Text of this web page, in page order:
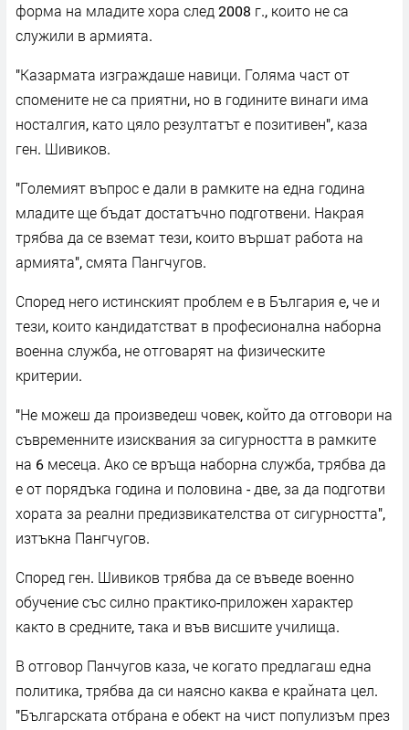
форма на младите хора след 2008 г., които не са
служили в армията.
"Казармата изграждаше навици. Голяма част от
спомените не са приятни, но в годините винаги има
носталгия, като цяло резултатът е позитивен", каза
ген. Шивиков.
"Големият въпрос е дали в рамките на една година
младите ще бъдат достатъчно подготвени. Накрая
трябва да се вземат тези, които вършат работа на
армията", смята Пангчугов.
Според него истинският проблем е в България е, че и
тези, които кандидатстват в професионална наборна
военна служба, не отговарят на физическите
критерии.
"Не можеш да произведеш човек, който да отговори на
съвременните изисквания за сигурността в рамките
на 6 месеца. Ако се връща наборна служба, трябва да
е от порядъка година и половина - две, за да подготви
хората за реални предизвикателства от сигурността",
изтъкна Пангчугов.
Според ген. Шивиков трябва да се въведе военно
обучение със силно практико-приложен характер
както в средните, така и във висшите училища.
В отговор Панчугов каза, че когато предлагаш една
политика, трябва да си наясно каква е крайната цел.
"Българската отбрана е обект на чист популизъм през